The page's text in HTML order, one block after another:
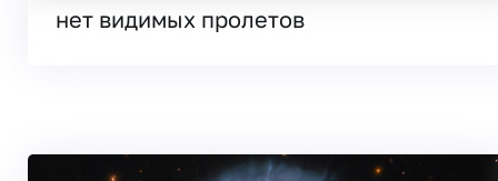
нет видимых пролетов